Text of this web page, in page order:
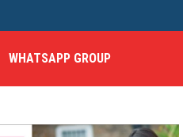
WHATSAPP GROUP